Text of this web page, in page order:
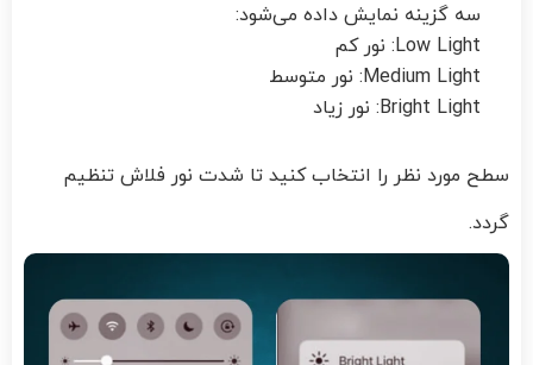
سه گزینه نمایش داده می‌شود:
Low Light: نور کم
Medium Light: نور متوسط
Bright Light: نور زیاد
سطح مورد نظر را انتخاب کنید تا شدت نور فلاش تنظیم
گردد.